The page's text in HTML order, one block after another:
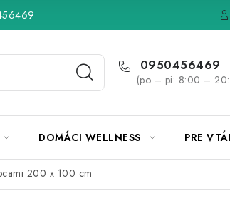
podmienky
0950456469
(po – pi: 8:00 –
DOMÁCI WELLNESS PRE
200 x 100 cm